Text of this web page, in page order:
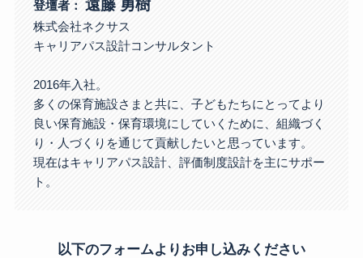
登壇者： 遠藤 勇樹
株式会社ネクサス
キャリアパス設計コンサルタント
2016年入社。
多くの保育施設さまと共に、子どもたちにとってより
良い保育施設・保育環境にしていくために、組織づく
り・人づくりを通じて貢献したいと思っています。
現在はキャリアパス設計、評価制度設計を主にサポー
ト。
以下のフォームよりお申し込みください